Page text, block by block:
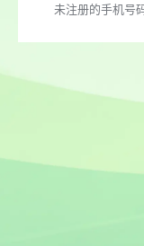
未注册的手机号